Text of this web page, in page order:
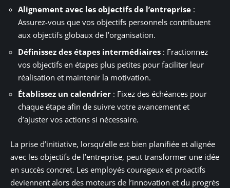
Alignement avec les objectifs de l’entreprise :
Assurez-vous que vos objectifs personnels contribuent
aux objectifs globaux de l’organisation.
Définissez des étapes intermédiaires : Fractionnez
vos objectifs en étapes plus petites pour faciliter leur
réalisation et maintenir la motivation.
Établissez un calendrier : Fixez des échéances pour
chaque étape afin de suivre votre avancement et
d’ajuster vos actions si nécessaire.
La prise d’initiative, lorsqu’elle est bien planifiée et alignée
avec les objectifs de l’entreprise, peut transformer une idée
en succès concret. Les employés courageux et proactifs
deviennent alors des moteurs de l’innovation et du progrès